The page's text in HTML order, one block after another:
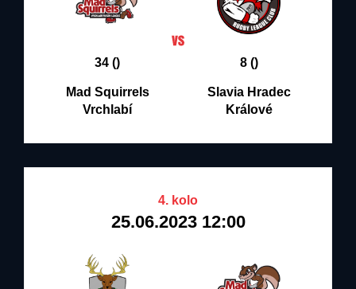
34 ()
Mad Squirrels
Vrchlabí
8 ()
Slavia Hradec
Králové
4. kolo
25.06.2023 12:00